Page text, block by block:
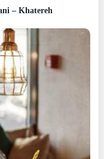
– Khatereh